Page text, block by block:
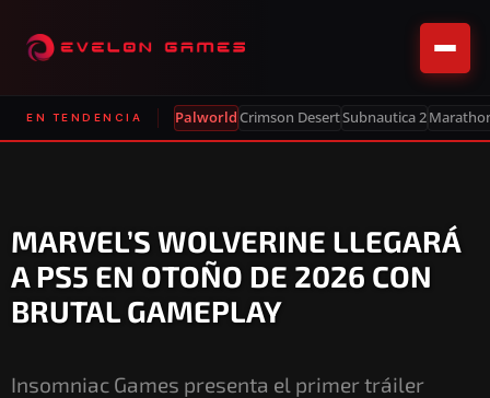
EN TENDENCIA PalworldCrimson DesertSubnautica 2
MARVEL’S WOLVERINE LLEGARÁ
A PS5 EN OTOÑO DE 2026 CON
BRUTAL GAMEPLAY
Insomniac Games presenta el primer tráiler